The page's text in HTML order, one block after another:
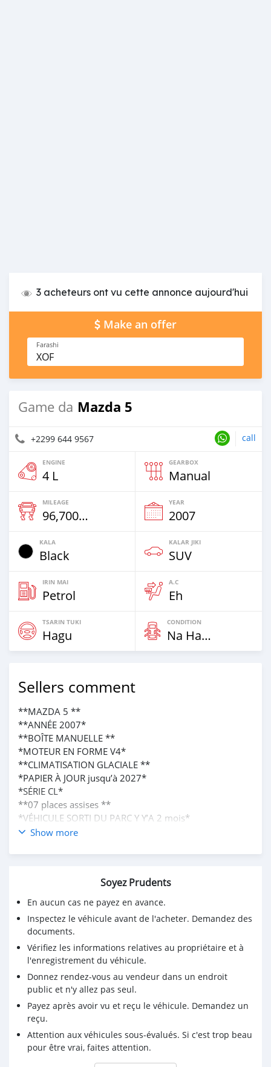
3 acheteurs ont vu cette annonce aujourd'hui
Make an offer
Farashi
XOF
Game da Mazda 5
+2299 644 9567 call
ENGINE
4 L
GEARBOX
Manual
MILEAGE
96,700 Km
YEAR
2007
KALA
Black
KALAR JIKI
SUV
IRIN MAI
Petrol
A.C
Eh
TSARIN TUKI
Hagu
CONDITION
Na Hannu
Sellers comment
**MAZDA 5 **
**ANNÉE 2007*
**BOÎTE MANUELLE **
*MOTEUR EN FORME V4*
**CLIMATISATION GLACIALE **
*PAPIER À JOUR jusqu’à 2027*
*SÉRIE CL*
**07 places assises **
*VÉHICULE SORTI DU PARC Y Y’A 2 mois*
*PRIX 2.950.000 FCFA*
**DOSSIER DIRECT AVEC PROPRIÉTAIRE **
Show more
Soyez Prudents
En aucun cas ne payez en avance.
Inspectez le véhicule avant de l'acheter. Demandez des
documents.
Vérifiez les informations relatives au propriétaire et à
l'enregistrement du véhicule.
Donnez rendez-vous au vendeur dans un endroit
public et n'y allez pas seul.
Payez après avoir vu et reçu le véhicule. Demandez un
reçu.
Attention aux véhicules sous-évalués. Si c'est trop beau
pour être vrai, faites attention.